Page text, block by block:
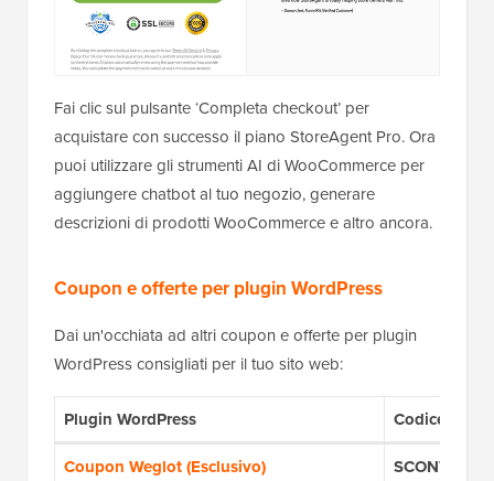
Fai clic sul pulsante ‘Completa checkout’ per
acquistare con successo il piano StoreAgent Pro. Ora
puoi utilizzare gli strumenti AI di WooCommerce per
aggiungere chatbot al tuo negozio, generare
descrizioni di prodotti WooCommerce e altro ancora.
Coupon e offerte per plugin WordPress
Dai un'occhiata ad altri coupon e offerte per plugin
WordPress consigliati per il tuo sito web:
Plugin WordPress
Codice
Coupon Weglot (Esclusivo)
SCONTO